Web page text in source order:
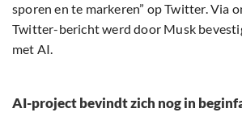
sporen en te markeren” op Twitter. Via
Twitter-bericht werd door Musk
met AI.
AI-project bevindt zich nog in